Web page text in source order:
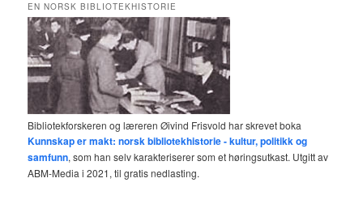
EN NORSK BIBLIOTEKHISTORIE
Bibliotekforskeren og læreren Øivind Frisvold har skrevet boka
Kunnskap er makt: norsk bibliotekhistorie - kultur, politikk og
samfunn, som han selv karakteriserer som et høringsutkast. Utgitt av
ABM-Media i 2021, til gratis nedlasting.